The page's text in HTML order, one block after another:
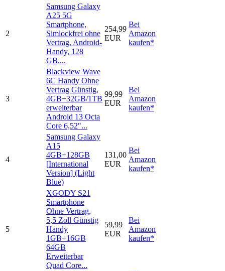
2
Samsung Galaxy
A25 5G
Smartphone,
Simlockfrei ohne
Vertrag, Android-
Handy, 128
GB,...
254,99
EUR
Bei
Amazon
kaufen*
3
Blackview Wave
6C Handy Ohne
Vertrag Günstig,
4GB+32GB/1TB
erweiterbar
Android 13 Octa
Core 6,52"...
99,99
EUR
Bei
Amazon
kaufen*
4
Samsung Galaxy
A15
4GB+128GB
[International
Version] (Light
Blue)
131,00
EUR
Bei
Amazon
kaufen*
5
XGODY S21
Smartphone
Ohne Vertrag,
5,5 Zoll Günstig
Handy
1GB+16GB
64GB
Erweiterbar
Quad Core...
59,99
EUR
Bei
Amazon
kaufen*